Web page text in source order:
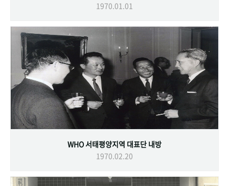
1970.01.01
WHO 서태평양지역 대표단 내방
1970.02.20